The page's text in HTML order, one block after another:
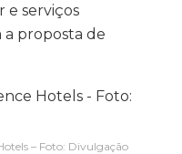
e serviços
proposta de
– Foto: Divulgação